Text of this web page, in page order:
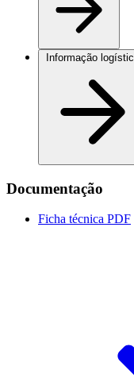
Documentação
Ficha técnica PDF